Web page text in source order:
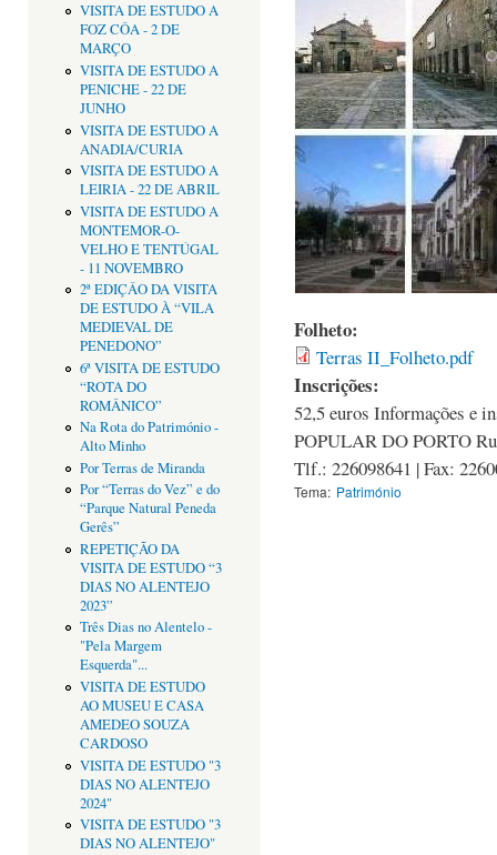
VISITA DE ESTUDO A
FOZ CÔA - 2 DE
MARÇO
VISITA DE ESTUDO A
PENICHE - 22 DE
JUNHO
VISITA DE ESTUDO A
ANADIA/CURIA
VISITA DE ESTUDO A
LEIRIA - 22 DE ABRIL
VISITA DE ESTUDO A
MONTEMOR-O-
VELHO E TENTÚGAL
- 11 NOVEMBRO
2ª EDIÇÂO DA VISITA
DE ESTUDO À “VILA
MEDIEVAL DE
PENEDONO”
6ª VISITA DE ESTUDO
“ROTA DO
ROMÂNICO”
Na Rota do Património -
Alto Minho
Por Terras de Miranda
Por “Terras do Vez” e do
“Parque Natural Peneda
Gerês”
REPETIÇÃO DA
VISITA DE ESTUDO “3
DIAS NO ALENTEJO
2023”
Três Dias no Alentelo -
"Pela Margem
Esquerda"...
VISITA DE ESTUDO
AO MUSEU E CASA
AMEDEO SOUZA
CARDOSO
VISITA DE ESTUDO "3
DIAS NO ALENTEJO
2024"
VISITA DE ESTUDO "3
DIAS NO ALENTEJO"
Folheto:
Terras II_Folheto.pdf
Inscrições:
52,5 euros Informações e
POPULAR DO PORTO
Tlf.: 226098641 | Fax:
Tema: Património